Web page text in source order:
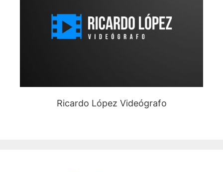
Ricardo López Videógrafo